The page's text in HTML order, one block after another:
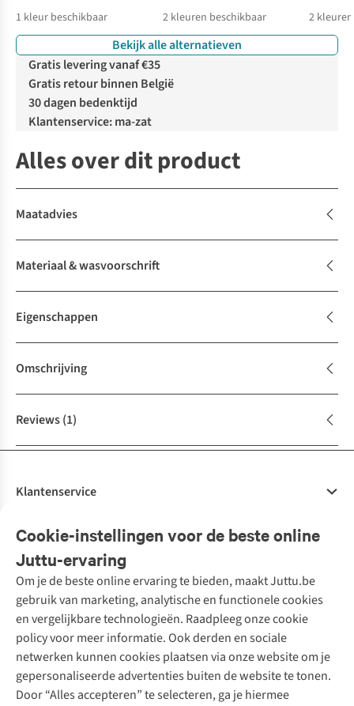
1 kleur beschikbaar 2 kleuren beschikbaar
%
2
Bekijk alle alternatieven
Gratis levering vanaf €35
Gratis retour binnen België
30 dagen bedenktijd
Klantenservice: ma-zat
Alles over dit product
Maatadvies
Materiaal & wasvoorschrift
Eigenschappen
Omschrijving
Reviews(1)
Cookie-instellingen voor de beste online
Juttu-ervaring
Om je de beste online ervaring te bieden, maakt Juttu.be
gebruik van marketing, analytische en functionele cookies
en vergelijkbare technologieën. Raadpleeg onze cookie
policy voor meer informatie. Ook derden en sociale
netwerken kunnen cookies plaatsen via onze website om je
gepersonaliseerde advertenties buiten de website te tonen.
Door “Alles accepteren” te selecteren, ga je hiermee
Klantenservice
Bestellen
Betalen
10% studentenkorting
Klarna - achteraf betalen
Levering
Retourneren
Bestelling herroepen
Garantie
Contact
Onze diensten
Tweedehands - ReJUsed
Kledingatelier
Personal shopping
Textielbox
Events / workshops
Juttu
Over ons
Juttu Friends
Inspiratie
Werken bij Juttu
Onze winkels
Merken
Nathalie Vleeschouwer
Selected dames
HKLiving
Meld je aan voor de nieuwsbrief